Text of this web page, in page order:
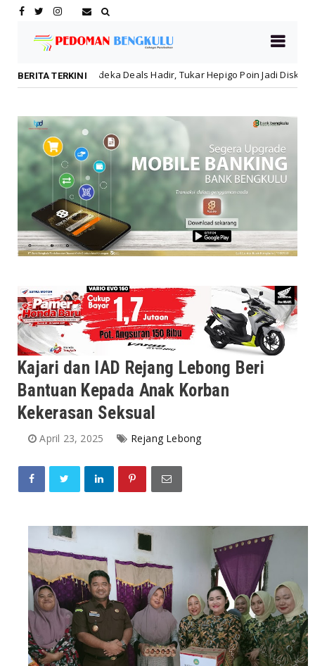
BERITA TERKINI
Deals Hadir, Tukar Hepigo Poin Jadi Diskon Hingga 30 Persen!
Kajari dan IAD Rejang Lebong Beri
Bantuan Kepada Anak Korban
Kekerasan Seksual
April 23, 2025 Rejang Lebong